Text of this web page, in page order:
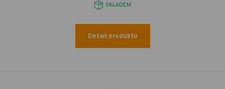
SKLADEM
Detail produktu